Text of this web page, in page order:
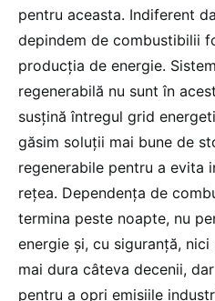
pentru aceasta. Indiferent
depindem de combustibilii
producția de energie.
regenerabilă nu sunt în
susțină întregul grid
găsim soluții mai bune de
regenerabile pentru a evita
rețea. Dependența de
termina peste noapte, nu
energie și, cu siguranță,
mai dura câteva decenii,
pentru a opri emisiile